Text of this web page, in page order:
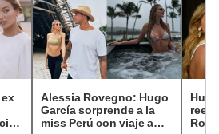
Alessia Rovegno: Hugo
García sorprende a la
miss Perú con viaje a